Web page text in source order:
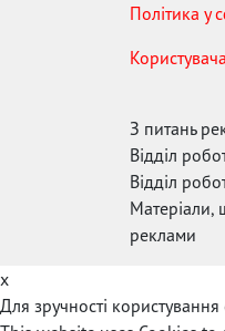
Політика у
З питань
Відділ
Відділ
Матеріали,
реклами
x
Для зручності